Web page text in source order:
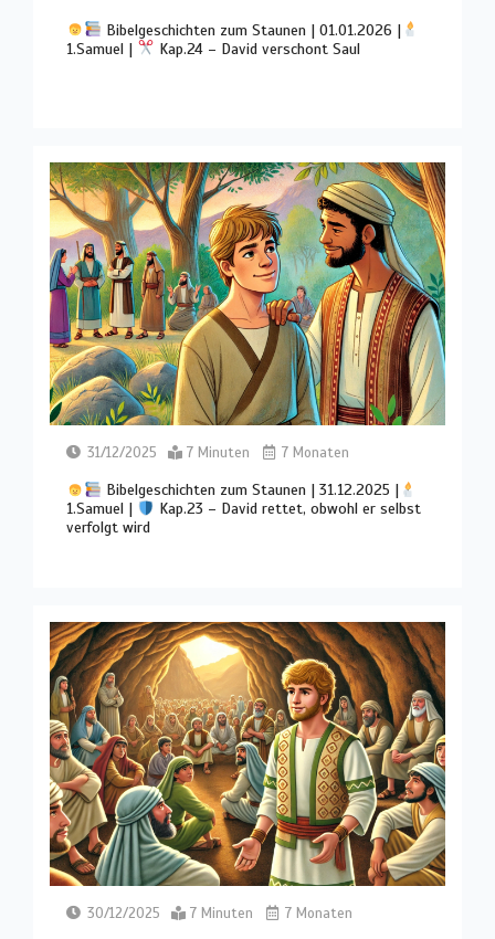
Bibelgeschichten zum Staunen | 01.01.2026 |
1.Samuel |
Kap.24 – David verschont Saul
31/12/2025 7 Minuten 7 Monaten
Bibelgeschichten zum Staunen | 31.12.2025 |
1.Samuel |
Kap.23 – David rettet, obwohl er selbst
verfolgt wird
30/12/2025 7 Minuten 7 Monaten